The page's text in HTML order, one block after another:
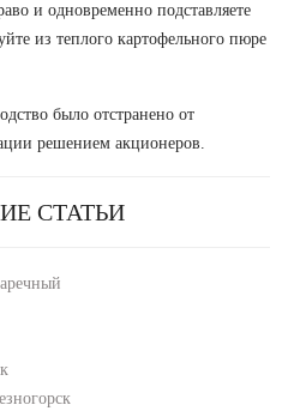
и одновременно подставляете
из теплого картофельного пюре
было отстранено от
решением акционеров.
СТАТЬИ